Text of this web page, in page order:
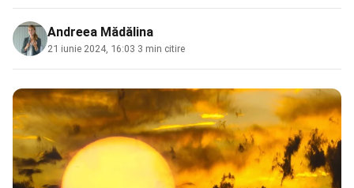
Andreea Mădălina
21 iunie 2024, 16:03 3 min citire